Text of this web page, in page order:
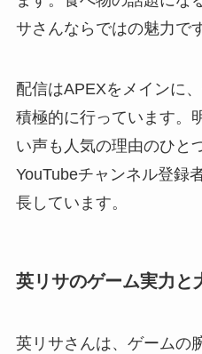
サさんならではの魅力で
配信はAPEXをメインに
積極的に行っています。
い声も人気の理由のひと
YouTubeチャンネル登録
長しています。
英リサのゲーム実力と
英リサさんは、ゲームの